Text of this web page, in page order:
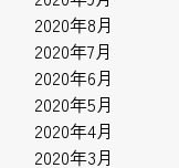
2020年8月
2020年7月
2020年6月
2020年5月
2020年4月
2020年3月